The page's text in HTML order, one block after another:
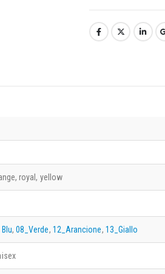
royal, yellow
, 08_Verde, 12_Arancione, 13_Giallo